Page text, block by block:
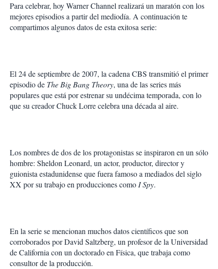
Para celebrar, hoy Warner Channel realizará un maratón con los
mejores episodios a par­tir del mediodía. A continuación te
compartimos algunos datos de esta exitosa serie:
El 24 de septiembre de 2007, la cadena CBS transmitió el primer
episodio de The Big Bang Theory, una de las series más
populares que está por estrenar su undécima temporada, con lo
que su creador Chuck Lorre celebra una década al aire.
Los nombres de dos de los protagonistas se inspiraron en un sólo
hombre: Sheldon Leonard, un actor, productor, director y
guionista estadunidense que fuera famoso a me­diados del siglo
XX por su trabajo en producciones comoI Spy.
En la serie se mencionan muchos datos científicos que son
corroborados por David Saltzberg, un profesor de la Universidad
de California con un doctorado en Física, que trabaja como
consultor de la producción.